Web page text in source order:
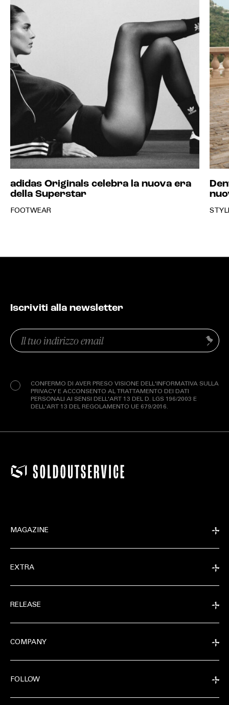
adidas Originals celebra la nuova era
della Superstar
FOOTWEAR
Iscriviti alla newsletter
Email
(Obbligatorio)
CONFERMO DI AVER PRESO VISIONE DELL'INFORMATIVA SULLA
PRIVACY E ACCONSENTO AL TRATTAMENTO DEI DATI
PERSONALI AI SENSI DELL'ART 13 DEL D. LGS 196/2003 E
DELL'ART 13 DEL REGOLAMENTO UE 679/2016.
Invia
MAGAZINE
EXTRA
RELEASE
COMPANY
FOLLOW